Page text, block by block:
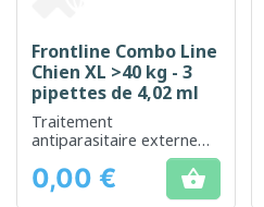
Frontline Combo Line
Chien XL >40 kg - 3
pipettes de 4,02 ml
Traitement
antiparasitaire externe
pour une protection
longue durée des grands
chiens
Prix
0,00 € 